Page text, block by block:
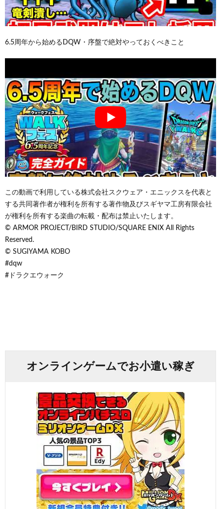
6.5周年から始めるDQW・序盤で絶対やっておくべきこと
この動画で利用している株式会社スクウェア・エニックスを代表と
する共同著作者が権利を所有する著作物及びスギヤマ工房有限会社
が権利を所有する楽曲の転載・配布は禁止いたします。
© ARMOR PROJECT/BIRD STUDIO/SQUARE ENIX All Rights
Reserved.
© SUGIYAMA KOBO
#dqw
#ドラクエウォーク
オンラインゲームでお小遣い稼ぎ